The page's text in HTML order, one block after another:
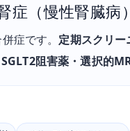
症（慢性腎臓病
症です。 定期スクリー
阻害薬・選択的